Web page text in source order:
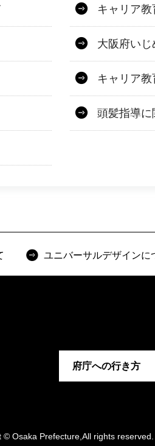
キャリア
大阪府い
キャリア
頭髪指導に
ユニバーサルデザインに
府庁への行き方
© Osaka Prefecture,All rights reserved.